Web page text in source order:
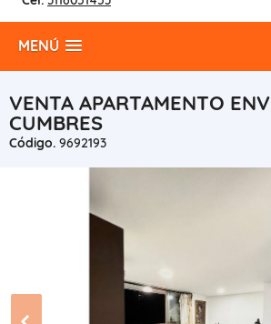
MENÚ
VENTA APARTAMENTO
CUMBRES
Código. 9692193